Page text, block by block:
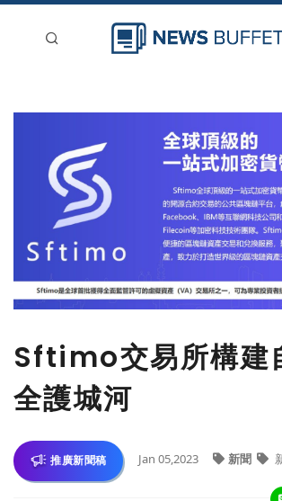
登入
刊登
Sftimo交易所構建
全護城河
推廣新聞稿 Jan 05,2023 新聞